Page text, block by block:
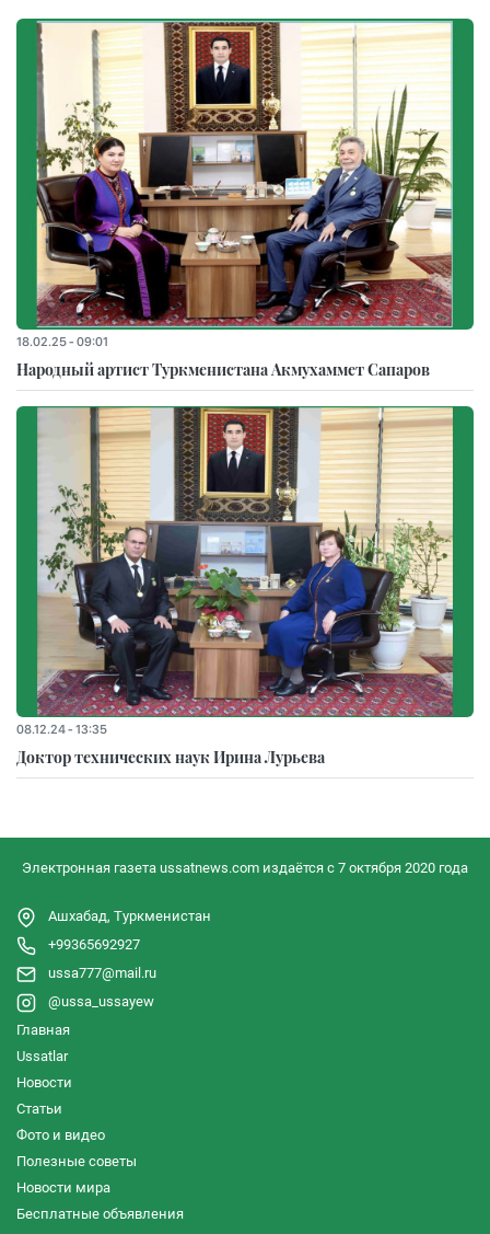
18.02.25 - 09:01
Народный артист Туркменистана Акмухаммет Сапаров
08.12.24 - 13:35
Доктор технических наук Ирина Лурьева
Электронная газета ussatnews.com издаётся с 7 октября 2020 года
Ашхабад, Туркменистан
+99365692927
ussa777@mail.ru
@ussa_ussayew
Главная
Ussatlar
Новости
Статьи
Фото и видео
Полезные советы
Новости мира
Бесплатные объявления